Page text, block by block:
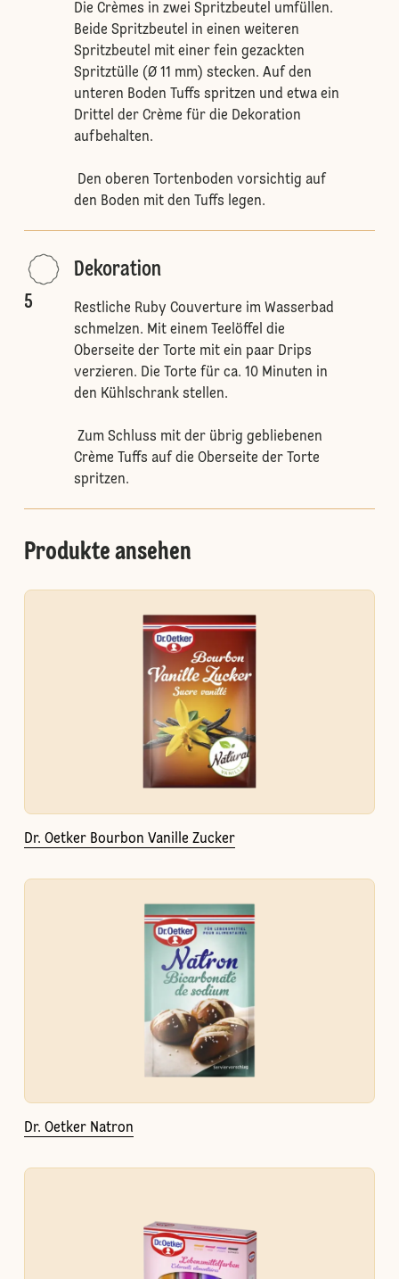
Die Crèmes in zwei Spritzbeutel umfüllen.
Beide Spritzbeutel in einen weiteren
Spritzbeutel mit einer fein gezackten
Spritztülle (Ø 11 mm) stecken. Auf den
unteren Boden Tuffs spritzen und etwa ein
Drittel der Crème für die Dekoration
aufbehalten.
Den oberen Tortenboden vorsichtig auf
den Boden mit den Tuffs legen.
5
Dekoration
Restliche Ruby Couverture im Wasserbad
schmelzen. Mit einem Teelöffel die
Oberseite der Torte mit ein paar Drips
verzieren. Die Torte für ca. 10 Minuten in
den Kühlschrank stellen.
Zum Schluss mit der übrig gebliebenen
Crème Tuffs auf die Oberseite der Torte
spritzen.
Produkte ansehen
Dr. Oetker Bourbon Vanille Zucker
Dr. Oetker Natron